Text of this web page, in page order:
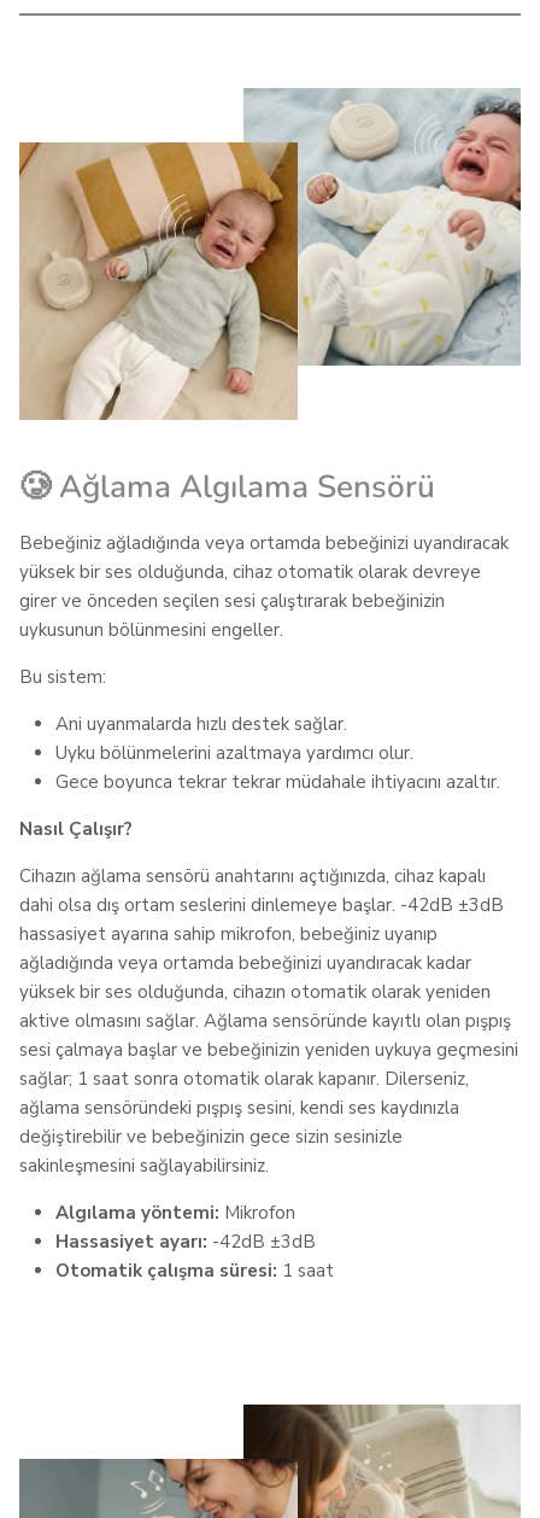
Müşteri Yorumları
5 2 yoruma göre
2
0
1
0
Filtreler
🧡
Alışana kadar biraz uzun sürüyordu uykuya
geçmesi. Şimdi sesleri duyunca 5 dk
sürmüyor bile müthiş🙌
Yasemin Ç.
Doğrulanmış Yorum Sahibi
Bu inceleme yararlı mıydı?
Piyasayı çok araştırdım ve bu özellikleri
başka bir üründe bulamadım, o yüzden aldım.
Özellikle kendi sesimi kaydedip sensöre
aktarabilmek benim için en önemli şeydi.
🥲 Ağlama Algılama Sensörü
Bebeğiniz ağladığında veya ortamda bebeğinizi uyandıracak
yüksek bir ses olduğunda, cihaz otomatik olarak devreye
girer ve önceden seçilen sesi çalıştırarak bebeğinizin
uykusunun bölünmesini engeller.
Bu sistem:
Ani uyanmalarda hızlı destek sağlar.
Uyku bölünmelerini azaltmaya yardımcı olur.
Gece boyunca tekrar tekrar müdahale ihtiyacını azaltır.
Nasıl Çalışır?
Cihazın ağlama sensörü anahtarını açtığınızda, cihaz kapalı
dahi olsa dış ortam seslerini dinlemeye başlar. -42dB ±3dB
hassasiyet ayarına sahip mikrofon, bebeğiniz uyanıp
ağladığında veya ortamda bebeğinizi uyandıracak kadar
yüksek bir ses olduğunda, cihazın otomatik olarak yeniden
aktive olmasını sağlar. Ağlama sensöründe kayıtlı olan pışpış
sesi çalmaya başlar ve bebeğinizin yeniden uykuya geçmesini
sağlar; 1 saat sonra otomatik olarak kapanır. Dilerseniz,
ağlama sensöründeki pışpış sesini, kendi ses kaydınızla
değiştirebilir ve bebeğinizin gece sizin sesinizle
sakinleşmesini sağlayabilirsiniz.
Algılama yöntemi: Mikrofon
Hassasiyet ayarı: -42dB ±3dB
Otomatik çalışma süresi: 1 saat